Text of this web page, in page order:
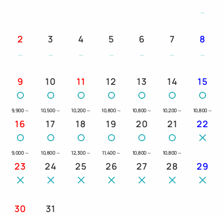
2 3 4 5 6 7 8
9
9,900 ～
10
10,500 ～
11
10,200 ～
12
10,800 ～
13
10,800 ～
14
10,200 ～
15
10,800 ～
16
9,000 ～
17
10,800 ～
18
12,300 ～
19
11,400 ～
20
10,800 ～
21
10,800 ～
22
23 24 25 26 27 28 29
30 31